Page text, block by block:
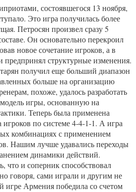
состоявшегося 13 ноября,
Это игра получилась более
Петросян произвел сразу 5
Он основательно перекроил
новое сочетание игроков, а в
предпринял структурные изменения.
получил еще больший диапазон
больше на организацию
похоже, удалось разработать
игры, основанную на
Теперь была применена
игроков по системе 4-4-1-1. А игра
комбинациях с применением
Нашим лучше удавались переходы
динамики действий.
что и соперник способствовал
говоря, сами играли и другим не
Армения победила со счетом